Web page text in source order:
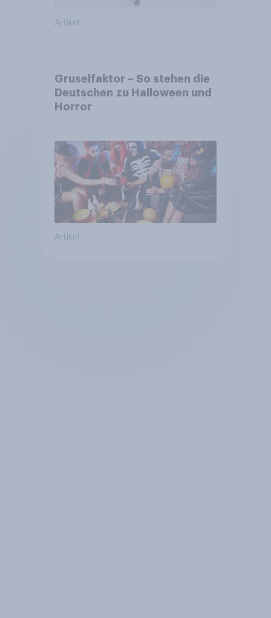
Artikel
Gruselfaktor – So stehen die
Deutschen zu Halloween und
Horror
Artikel